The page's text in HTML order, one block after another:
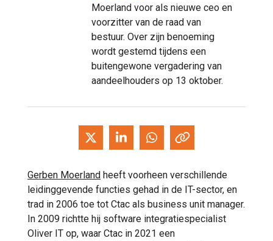
Moerland voor als nieuwe ceo en
voorzitter van de raad van
bestuur. Over zijn benoeming
wordt gestemd tijdens een
buitengewone vergadering van
aandeelhouders op 13 oktober.
Gerben Moerland heeft voorheen verschillende
leidinggevende functies gehad in de IT-sector, en
trad in 2006 toe tot Ctac als business unit manager.
In 2009 richtte hij software integratiespecialist
Oliver IT op, waar Ctac in 2021 een